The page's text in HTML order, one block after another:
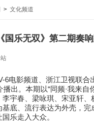
> 文化频道
国乐无双》第二期奏
6电影频道、浙江卫视联合
播出。本期以“同频·我来自
宇春、梁咏琪、宋亚轩、
底、流行表达为外壳，
乐走入大众。